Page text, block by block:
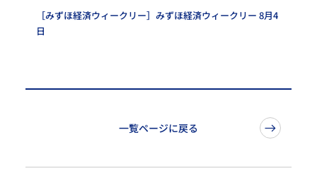
［みずほ経済ウィークリー］みずほ経済ウィークリー 8月4
日
一覧ページに戻る